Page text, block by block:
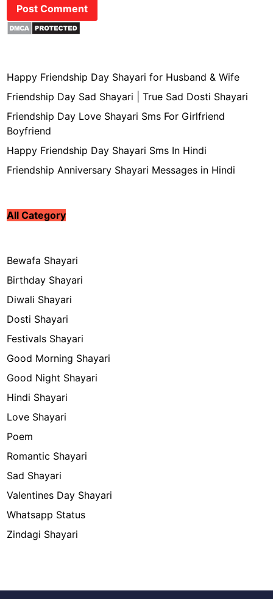
Happy Friendship Day Shayari for Husband & Wife
Friendship Day Sad Shayari | True Sad Dosti Shayari
Friendship Day Love Shayari Sms For Girlfriend
Boyfriend
Happy Friendship Day Shayari Sms In Hindi
Friendship Anniversary Shayari Messages in Hindi
All Category
Bewafa Shayari
Birthday Shayari
Diwali Shayari
Dosti Shayari
Festivals Shayari
Good Morning Shayari
Good Night Shayari
Hindi Shayari
Love Shayari
Poem
Romantic Shayari
Sad Shayari
Valentines Day Shayari
Whatsapp Status
Zindagi Shayari